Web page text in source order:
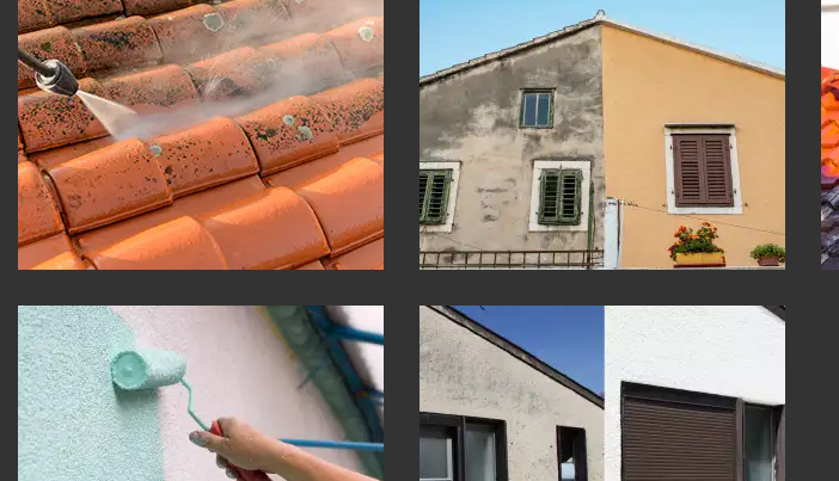
Nettoyage de toiture 30
Gard
Ravalement de façade 30
Gard